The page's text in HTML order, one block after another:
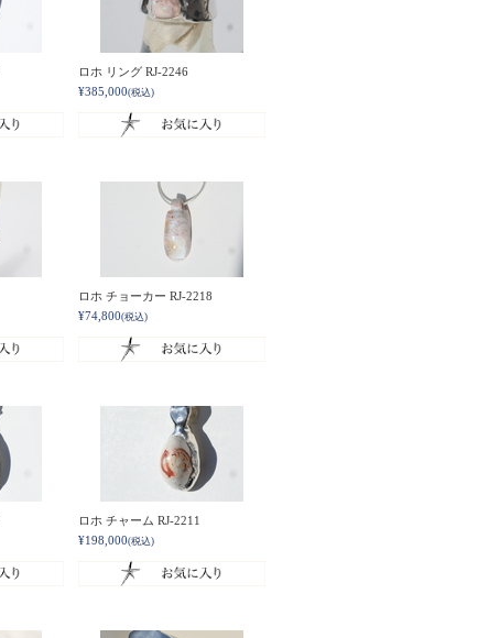
ロホ リング RJ-2246
¥385,000(税込)
ロホ チョーカー RJ-2218
¥74,800(税込)
ロホ チャーム RJ-2211
¥198,000(税込)